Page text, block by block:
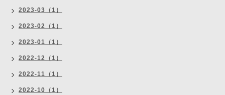
2023-03（1）
2023-02（1）
2023-01（1）
2022-12（1）
2022-11（1）
2022-10（1）